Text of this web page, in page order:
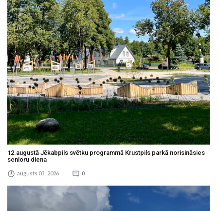
12.augustā Jēkabpils svētku programmā Krustpils parkā norisināsies
senioru diena
augusts 03 , 2026 0